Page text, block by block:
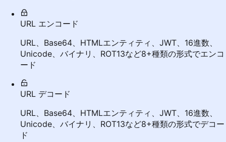
URL エンコード
URL、Base64、HTMLエンティティ、JWT、16進数、
Unicode、バイナリ、ROT13など8+種類の形式でエンコ
ード
URL デコード
URL、Base64、HTMLエンティティ、JWT、16進数、
Unicode、バイナリ、ROT13など8+種類の形式でデコー
ド